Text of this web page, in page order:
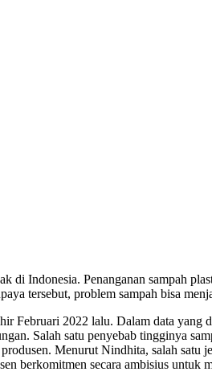
tersebut, problem sampah bisa
Februari 2022 lalu. Dalam data
Salah satu penyebab tingginya
Menurut Nindhita, salah satu
berkomitmen secara ambisius untuk